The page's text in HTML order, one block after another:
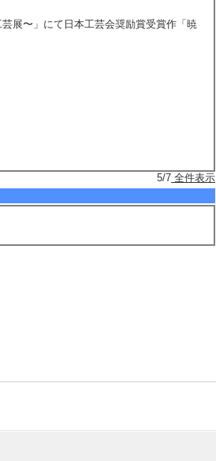
展〜」にて日本工芸会奨励賞受賞作「暁
5/7 全件表示